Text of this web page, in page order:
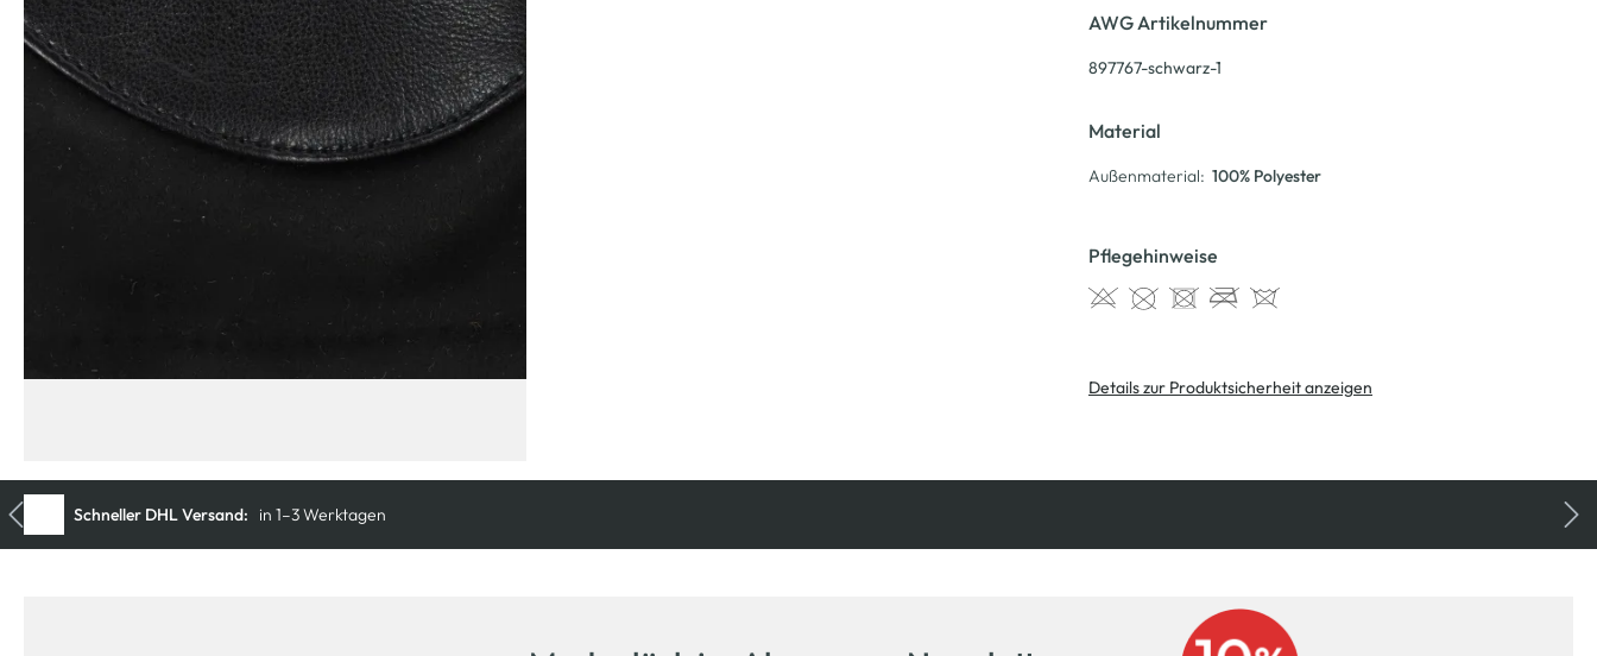
AWG Artikelnummer
897767-schwarz-1
Material
Außenmaterial: 100% Polyester
Pflegehinweise
Details zur Produktsicherheit anzeigen